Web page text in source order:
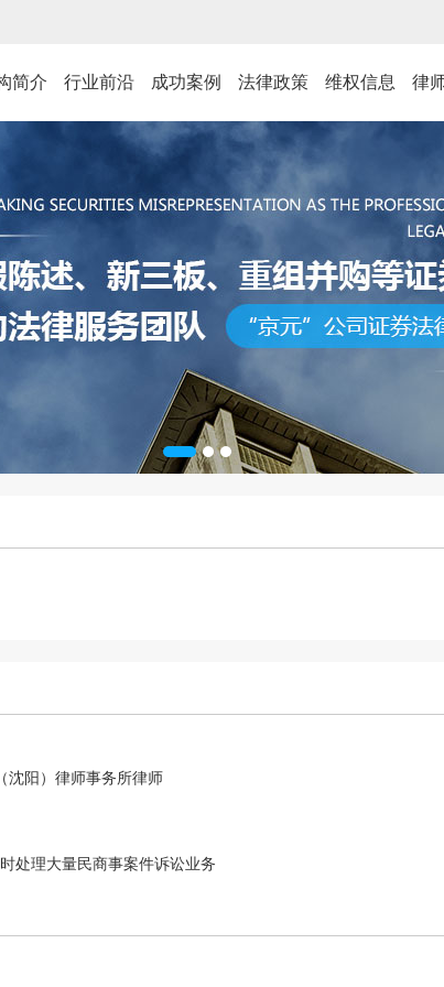
简介 行业前沿 成功案例 法律政策 维权信息 律
沈阳）律师事务所律师
处理大量民商事案件诉讼业务